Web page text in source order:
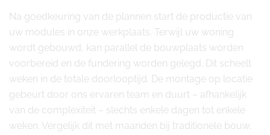
Na goedkeuring van de plannen start de productie van
uw modules in onze werkplaats. Terwijl uw woning
wordt gebouwd, kan parallel de bouwplaats worden
voorbereid en de fundering worden gelegd. Dit scheelt
weken in de totale doorlooptijd. De montage op locatie
gebeurt door ons ervaren team en duurt – afhankelijk
van de complexiteit – slechts enkele dagen tot enkele
weken. Vergelijk dit met maanden bij traditionele bouw,